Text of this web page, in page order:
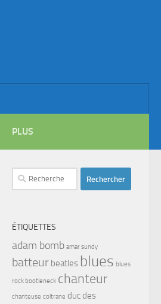
PLUS
Rechercher :
ÉTIQUETTES
adam bomb amar sundy
batteur beatles blues blues
rock bootleneck chanteur
chanteuse coltrane duc des